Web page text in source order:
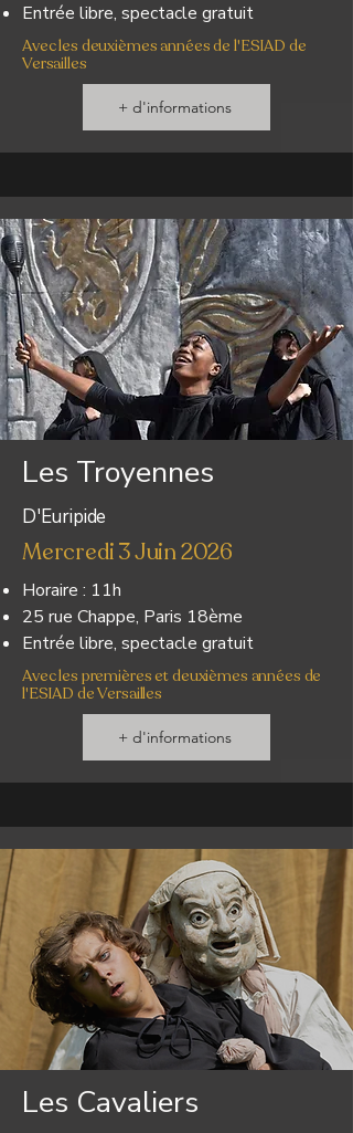
Entrée libre, spectacle gratuit
Avec les deuxièmes années de l'ESIAD de
Versailles
+ d'informations
Les Troyennes
D'Euripide
Mercredi 3 Juin 2026
Horaire : 11h
25 rue Chappe, Paris 18ème
Entrée libre, spectacle gratuit
Avec les premières et deuxièmes années de
l'ESIAD de Versailles
+ d'informations
Les Cavaliers